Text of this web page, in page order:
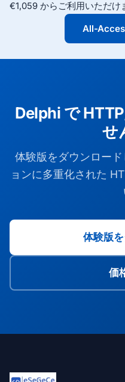
€1,059 からご利用いただけ
All-
Delphi で
せ
体験版をダウンロー
ョンに多重化された
体験版
価